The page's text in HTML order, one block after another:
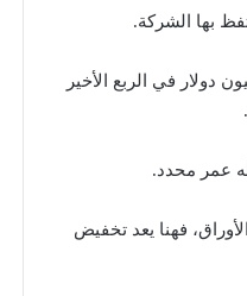
الشركة بشراء عملة البيتكوين الخاصة بها مقابل 50 مليون دولار في الربع الأخير
عمر محدد.
فهنا يعد تخفيض